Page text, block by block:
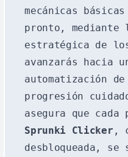
mecánicas
pronto, mediante
estratégica de
avanzarás hacia
automatización
progresión
asegura que cada
Sprunki Clicker ,
desbloqueada, se